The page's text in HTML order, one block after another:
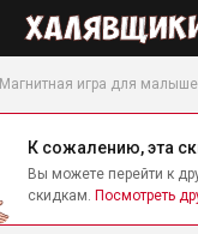
Магнитная игра для
К сожалению, эта
Вы можете перейти к
скидкам. Посмотреть